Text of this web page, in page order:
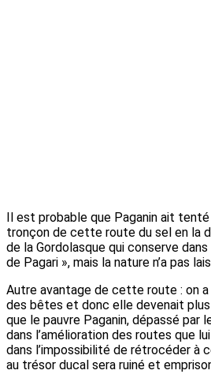
Il est probable que Paganin ait
tronçon de cette route du sel en la
de la Gordolasque qui conserve
de Pagari », mais la nature n’a pas
Autre avantage de cette route : on
des bêtes et donc elle devenait
que le pauvre Paganin, dépassé par
dans l’amélioration des routes que
dans l’impossibilité de rétrocéder à
au trésor ducal sera ruiné et